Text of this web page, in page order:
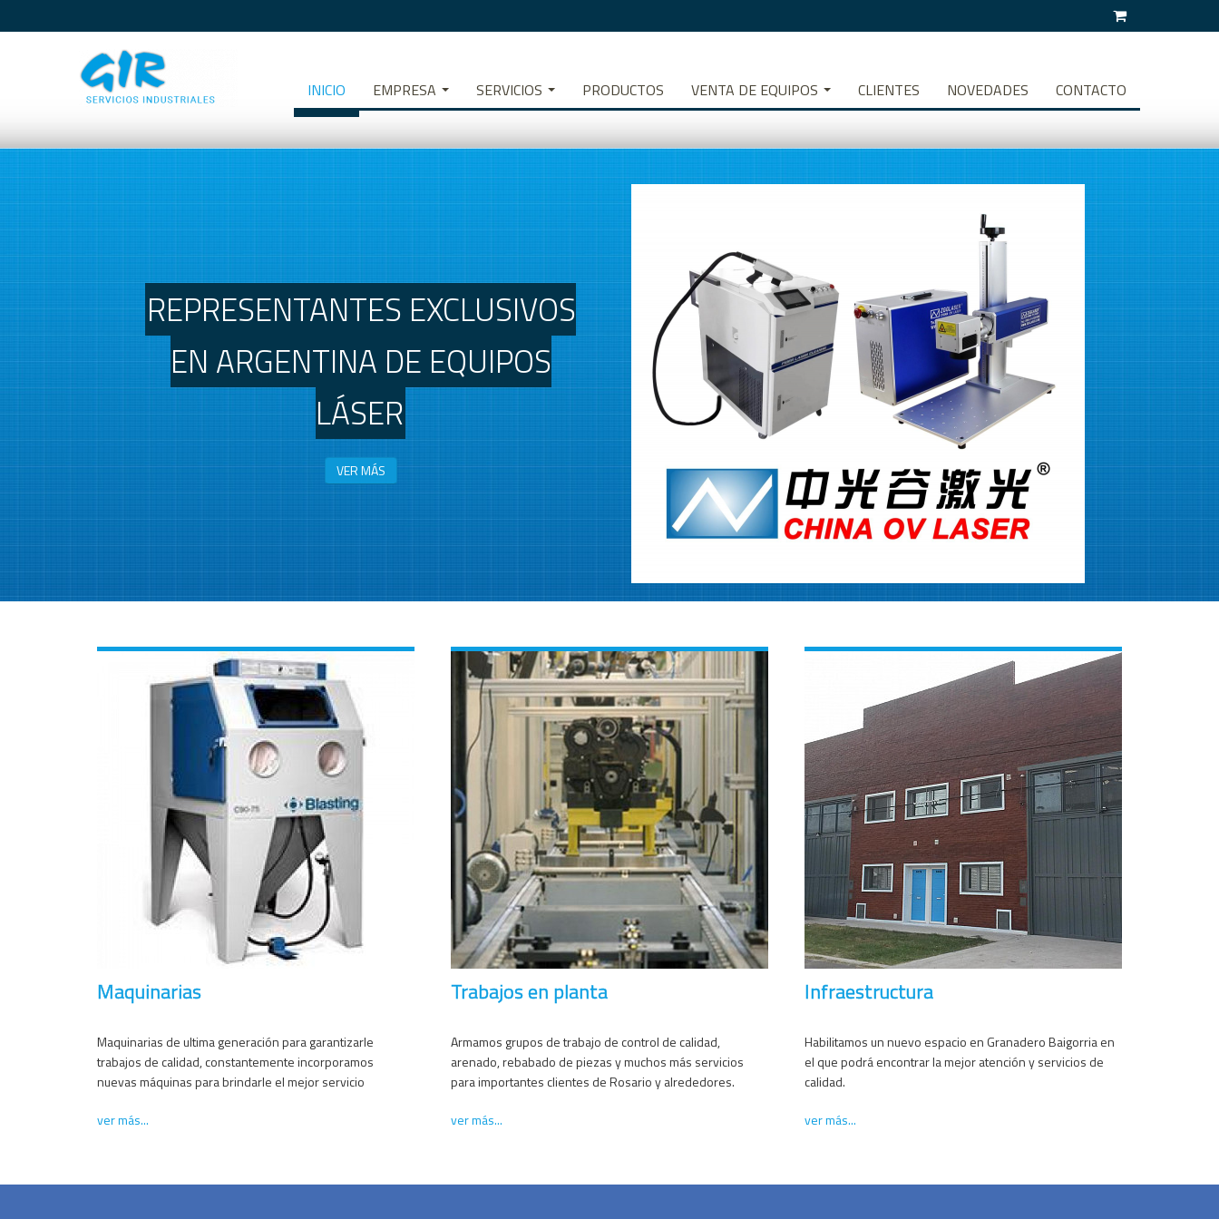
INICIO EMPRESA SERVICIOS PRODUCTOS VENTA DE EQUIPOS CLIENTES NOVEDADES CONTACTO
REPRESENTANTES EXCLUSIVOS
EN ARGENTINA DE EQUIPOS
LÁSER
VER MÁS
Maquinarias
Maquinarias de ultima generación para garantizarle
trabajos de calidad, constantemente incorporamos
nuevas máquinas para brindarle el mejor servicio
ver más...
Trabajos en planta
Armamos grupos de trabajo de control de calidad,
arenado, rebabado de piezas y muchos más servicios
para importantes clientes de Rosario y alrededores.
ver más...
Infraestructura
Habilitamos un nuevo espacio en Granadero Baigorria en
el que podrá encontrar la mejor atención y servicios de
calidad.
ver más...